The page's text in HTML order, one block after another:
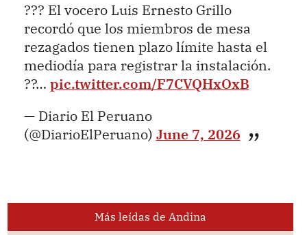
??? El vocero Luis Ernesto Grillo
recordó que los miembros de mesa
rezagados tienen plazo límite hasta el
mediodía para registrar la instalación.
??… pic.twitter.com/F7CVQHxOxB
— Diario El Peruano
(@DiarioElPeruano) June 7, 2026
Más leídas de Andina